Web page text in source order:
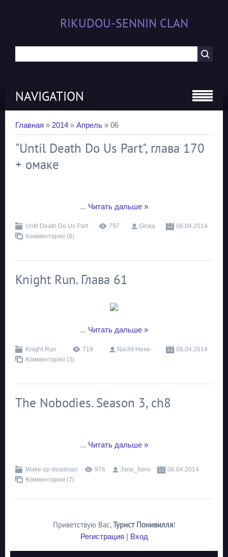
RIKUDOU-SENNIN CLAN
NAVIGATION
Главная » 2014 » Апрель » 06
"Until Death Do Us Part", глава 170
+ омаке
... Читать дальше »
Until Death Do Us Part 797 Ginka
06.04.2014
Комментарии (8)
Knight Run. Глава 61
... Читать дальше »
Knight Run 719 Nacht-Hexe
06.04.2014
Комментарии (3)
The Nobodies. Season 3, ch8
... Читать дальше »
Wake up deadman 976 Jane_Nerv
06.04.2014
Комментарии (7)
Приветствую Вас,Турист Понивилля!
Регистрация | Вход